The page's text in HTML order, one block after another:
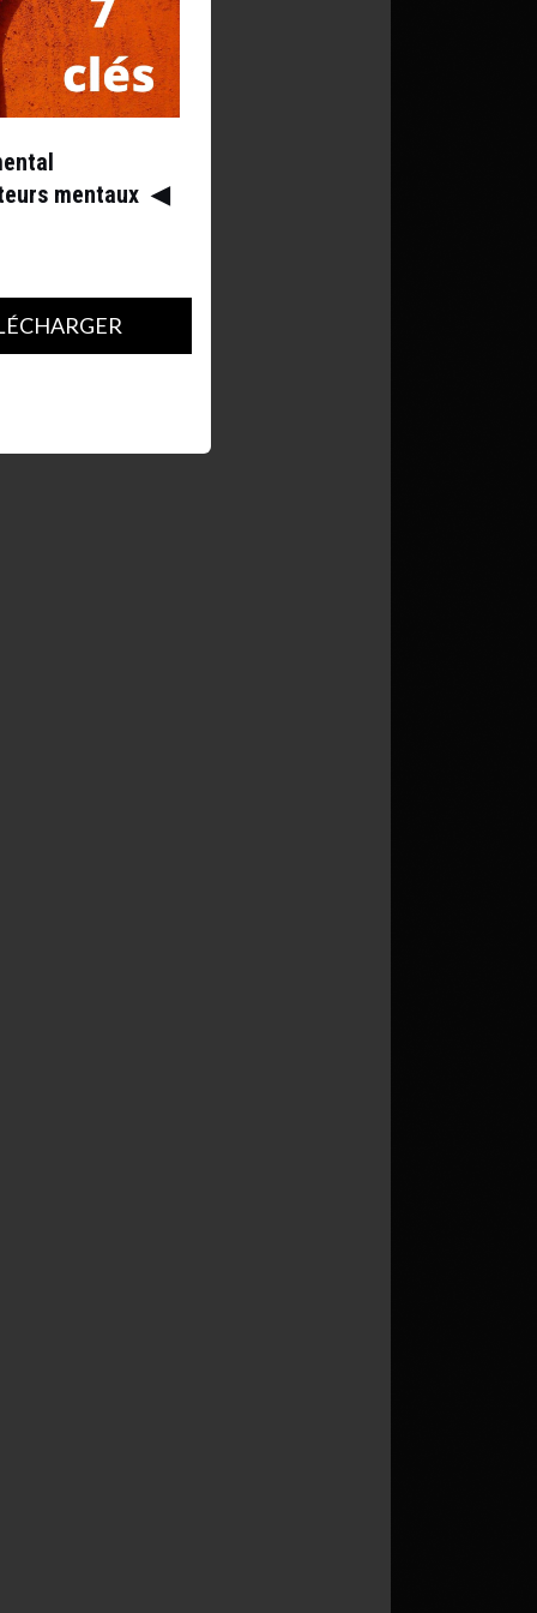
mentaux ◀︎